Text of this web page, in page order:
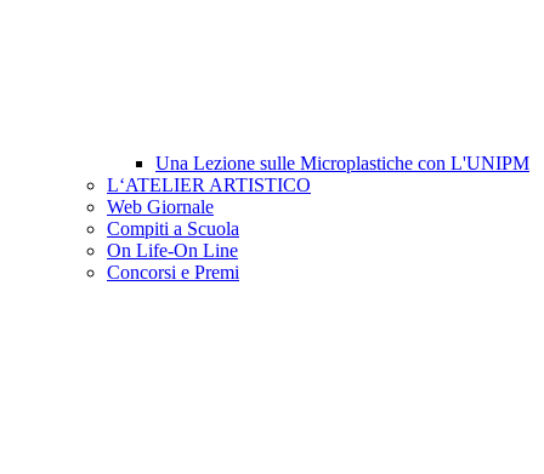
Una Lezione sulle Microplastiche con L'UNIPM
L‘ATELIER ARTISTICO
Web Giornale
Compiti a Scuola
On Life-On Line
Concorsi e Premi